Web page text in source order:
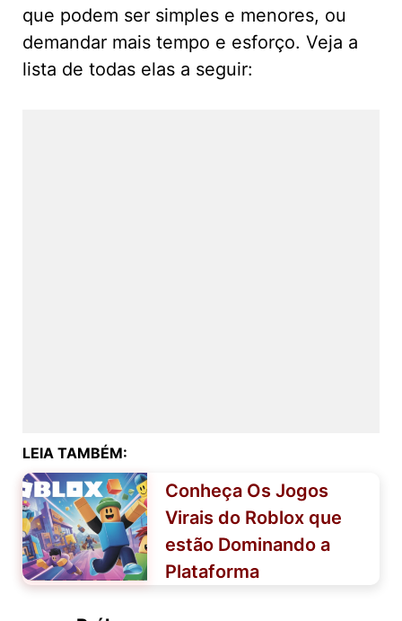
que podem ser simples e menores, ou
demandar mais tempo e esforço. Veja a
lista de todas elas a seguir:
LEIA TAMBÉM:
Conheça Os Jogos
Virais do Roblox que
estão Dominando a
Plataforma